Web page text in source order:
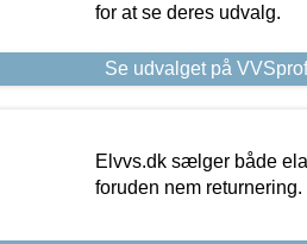
for at se deres udvalg.
Se udvalget på
Elvvs.dk sælger både
foruden nem